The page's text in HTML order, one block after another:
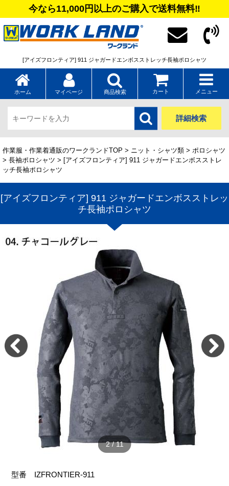
今なら11,000円以上のご購入で送料無料‼
[アイズフロンティア] 911 ジャガードエンボスストレッチ長袖ポロシャツ
ホーム マイページ 商品検索 カート メニュー
詳細検索
作業服・作業着通販のワークランドTOP > ニット・シャツ類 > ポロシャツ
> 長袖ポロシャツ > [アイズフロンティア] 911 ジャガードエンボスストレ
ッチ長袖ポロシャツ
[アイズフロンティア] 911 ジャガードエンボスストレッ
チ長袖ポロシャツ
2/11
型番 IZFRONTIER-911